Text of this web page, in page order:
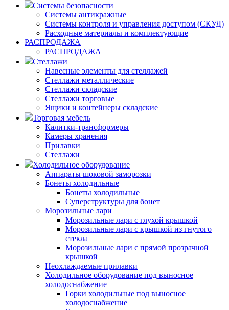
Системы безопасности
Системы антикражные
Системы контроля и управления доступом (СКУД)
Расходные материалы и комплектующие
РАСПРОДАЖА
РАСПРОДАЖА
Стеллажи
Навесные элементы для стеллажей
Стеллажи металлические
Стеллажи складские
Стеллажи торговые
Ящики и контейнеры складские
Торговая мебель
Калитки-трансформеры
Камеры хранения
Прилавки
Стеллажи
Холодильное оборудование
Аппараты шоковой заморозки
Бонеты холодильные
Бонеты холодильные
Суперструктуры для бонет
Морозильные лари
Морозильные лари с глухой крышкой
Морозильные лари с крышкой из гнутого
стекла
Морозильные лари с прямой прозрачной
крышкой
Неохлаждаемые прилавки
Холодильное оборудование под выносное
холодоснабжение
Горки холодильные под выносное
холодоснабжение